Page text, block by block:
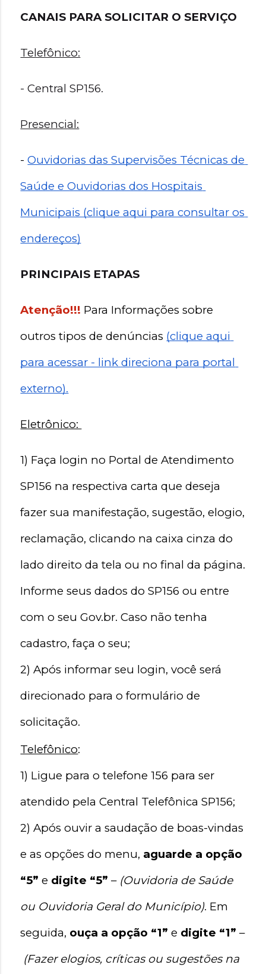
CANAIS PARA SOLICITAR O SERVIÇO
Telefônico:
- Central SP156.
Presencial:
- Ouvidorias das Supervisões Técnicas de
Saúde e Ouvidorias dos Hospitais
Municipais (clique aqui para consultar os
endereços)
PRINCIPAIS ETAPAS
Atenção!!! Para Informações sobre
outros tipos de denúncias (clique aqui
para acessar - link direciona para portal
externo).
Eletrônico:
1) Faça login no Portal de Atendimento
SP156 na respectiva carta que deseja
fazer sua manifestação, sugestão, elogio,
reclamação, clicando na caixa cinza do
lado direito da tela ou no final da página.
Informe seus dados do SP156 ou entre
com o seu Gov.br. Caso não tenha
cadastro, faça o seu;
2) Após informar seu login, você será
direcionado para o formulário de
solicitação.
Telefônico:
1) Ligue para o telefone 156 para ser
atendido pela Central Telefônica SP156;
2) Após ouvir a saudação de boas-vindas
e as opções do menu, aguarde a opção
“5” e digite “5” – (Ouvidoria de Saúde
ou Ouvidoria Geral do Município). Em
seguida, ouça a opção “1” e digite “1” –
(Fazer elogios, críticas ou sugestões na